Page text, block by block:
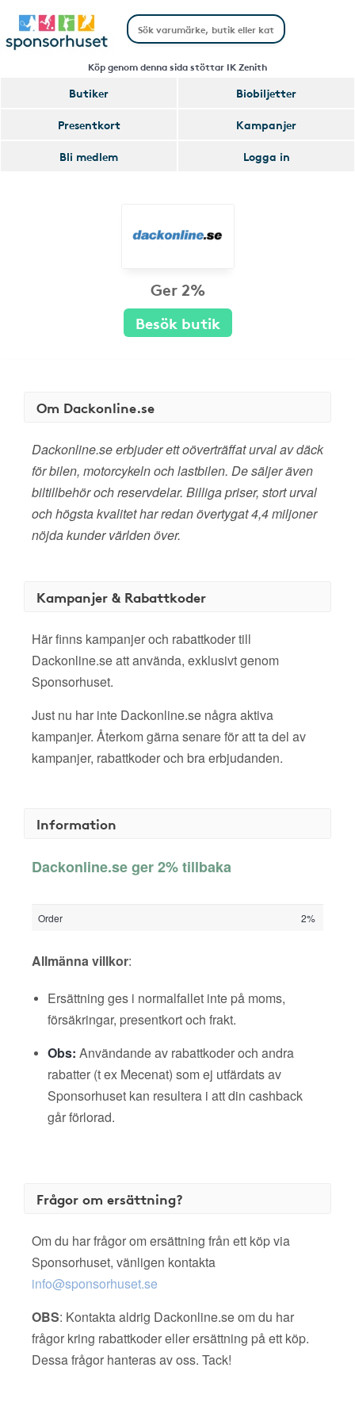
Köp genom denna sida stöttar IK Zenith
Butiker
Biobiljetter
Presentkort
Kampanjer
Bli medlem
Logga in
Ger 2%
Besök butik
Om Dackonline.se
Dackonline.se erbjuder ett oöverträffat urval av däck
för bilen, motorcykeln och lastbilen. De säljer även
biltillbehör och reservdelar. Billiga priser, stort urval
och högsta kvalitet har redan övertygat 4,4 miljoner
nöjda kunder världen över.
Kampanjer & Rabattkoder
Här finns kampanjer och rabattkoder till
Dackonline.se att använda, exklusivt genom
Sponsorhuset.
Just nu har inte Dackonline.se några aktiva
kampanjer. Återkom gärna senare för att ta del av
kampanjer, rabattkoder och bra erbjudanden.
Information
Dackonline.se ger 2% tillbaka
Order 2%
Allmänna villkor:
Ersättning ges i normalfallet inte på moms,
försäkringar, presentkort och frakt.
Obs: Användande av rabattkoder och andra
rabatter (t ex Mecenat) som ej utfärdats av
Sponsorhuset kan resultera i att din cashback
går förlorad.
Frågor om ersättning?
Om du har frågor om ersättning från ett köp via
Sponsorhuset, vänligen kontakta
info@sponsorhuset.se
OBS: Kontakta aldrig Dackonline.se om du har
frågor kring rabattkoder eller ersättning på ett köp.
Dessa frågor hanteras av oss. Tack!